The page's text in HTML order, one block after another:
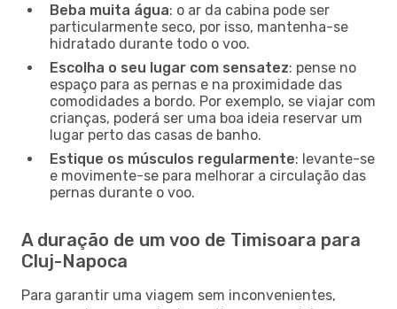
Beba muita água: o ar da cabina pode ser
particularmente seco, por isso, mantenha-se
hidratado durante todo o voo.
Escolha o seu lugar com sensatez: pense no
espaço para as pernas e na proximidade das
comodidades a bordo. Por exemplo, se viajar com
crianças, poderá ser uma boa ideia reservar um
lugar perto das casas de banho.
Estique os músculos regularmente: levante-se
e movimente-se para melhorar a circulação das
pernas durante o voo.
A duração de um voo de Timisoara para
Cluj-Napoca
Para garantir uma viagem sem inconvenientes,